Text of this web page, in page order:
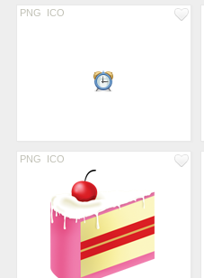
PNG ICO
PNG ICO